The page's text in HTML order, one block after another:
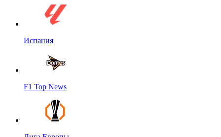
Испания
F1 Top News